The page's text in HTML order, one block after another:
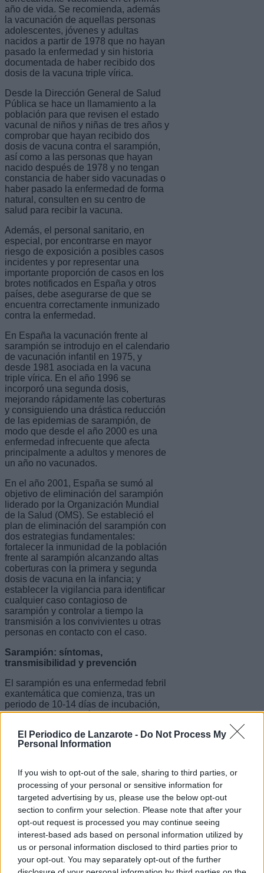
El Periodico de Lanzarote - Do Not Process My
Personal Information
If you wish to opt-out of the sale, sharing to third parties, or
processing of your personal or sensitive information for
targeted advertising by us, please use the below opt-out
section to confirm your selection. Please note that after your
opt-out request is processed you may continue seeing
interest-based ads based on personal information utilized by
us or personal information disclosed to third parties prior to
your opt-out. You may separately opt-out of the further
año de vida. Se recomienda, además
la vacunación de aquellas personas
adolescentes, jóvenes y adultas
nacidos a partir de 1978 que no hayan
pasado la enfermedad y sin historia
documentada de haber recibido dos
dosis de la vacuna triple vírica.
Desde la Dirección General de Salud
Pública se hace un llamamiento a la
población para que revisen el estado
vacunal de niños y niñas de tres años y
comprobar que hayan recibido dos
dosis de vacuna contra el sarampión,
así como a las personas que hayan
nacido después de 1978 y no tengan
constancia de haber sido vacunadas o
haber pasado la enfermedad de forma
natural, consulten en su centro de
salud para recibir la vacuna.
Además, el personal sanitario, en
especial, por encontrarse en mayor
riesgo de exposición a posibles casos
incidentes y por representar una
importante proporción de casos en los
brotes notificados en España y otros
países, debe asegurarse de que se
encuentra correctamente inmunizado
contra la enfermedad.
En España la vacunación frente al
sarampión se introdujo en el calendario
de vacunación infantil en 1975, y
desde 1981 asociada en la vacuna
triple vírica. En el año 1996 se
incorporó una segunda dosis,
mejorando rápidamente las coberturas
y consiguiendo una drástica reducción
de las epidemias de sarampión, de
modo que desde el año 2000 es una
enfermedad infrecuente que afecta
principalmente a adultos y menores de
un año no vacunados.
En el año 2001, España se sumó al
objetivo de eliminación del sarampión
liderado por la Organización Mundial
de la Salud (OMS). Se estableció el
plan de eliminación del sarampión con
dos estrategias fundamentales:
fortalecer la inmunidad de la población
frente al sarampión alcanzando altas
coberturas con la primera y segunda
dosis de vacuna en la infancia; y
establecer la vigilancia para identificar
cualquier caso contagioso de
sarampión y controlar a tiempo la
transmisión a los convivientes u otras
personas en contacto con el caso.
Sarampión: síntomas,
transmisibilidad y prevención
El sarampión es una enfermedad febril
exantemática que comienza, tras un
periodo de 10-14 días de incubación,
con fiebre, congestión nasal, tos, en
pequeñas manchas rojizas con el
centro blanquecino en la mucosa oral
exantema, que aparece entre el tercer y
el séptimo día tras el inicio de
síntomas, empieza en la cara y se
extiende por todo el cuerpo.
El virus del sarampión -morbilivirus- es
muy contagioso y se transmite por el
aire a través de gotitas expulsadas o
suspendidas hasta dos horas después
de expulsadas o por contacto directo